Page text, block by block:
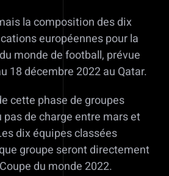
la composition des dix
européennes pour la
monde de football, prévue
18 décembre 2022 au Qatar.
cette phase de groupes
de charge entre mars et
dix équipes classées
groupe seront directement
du monde 2022.